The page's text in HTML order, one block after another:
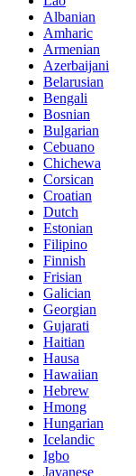
Albanian
Amharic
Armenian
Azerbaijani
Belarusian
Bengali
Bosnian
Bulgarian
Cebuano
Chichewa
Corsican
Croatian
Dutch
Estonian
Filipino
Finnish
Frisian
Galician
Georgian
Gujarati
Haitian
Hausa
Hawaiian
Hebrew
Hmong
Hungarian
Icelandic
Igbo
Javanese